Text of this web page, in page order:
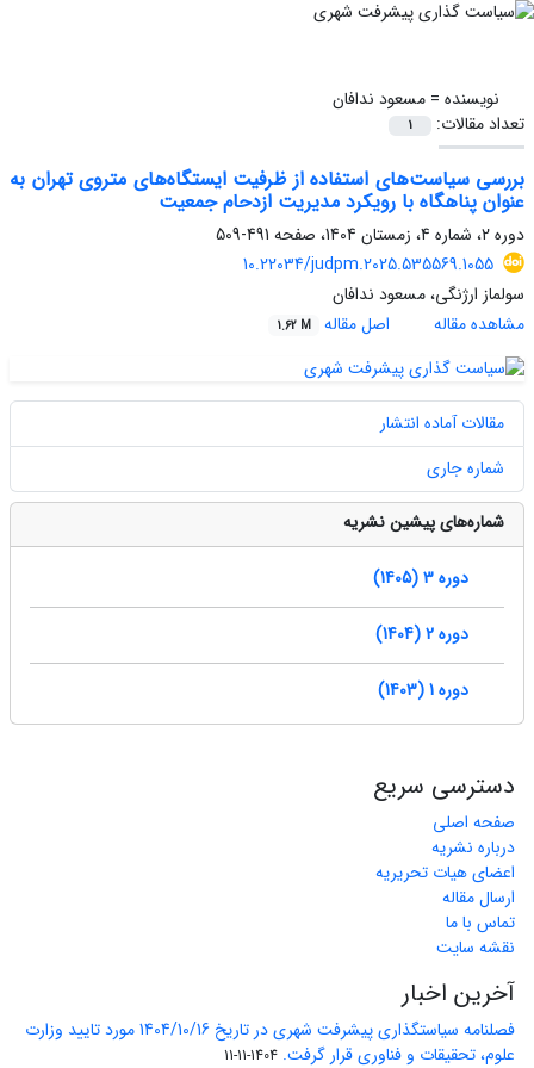
نویسنده =مسعود ندافان
تعداد مقالات:
1
بررسی سیاست‌های استفاده از ظرفیت ایستگاه‌های متروی تهران به
عنوان پناهگاه با رویکرد مدیریت ازدحام جمعیت
دوره 2، شماره 4، زمستان 1404، صفحه
491-509
10.22034/judpm.2025.535569.1055
سولماز ارژنگی، مسعود ندافان
مشاهده مقاله
اصل مقاله 1.62 M
مقالات آماده انتشار
شماره جاری
شماره‌های پیشین نشریه
دوره 3 (1405)
دوره 2 (1404)
دوره 1 (1403)
دسترسی سریع
صفحه اصلی
درباره نشریه
اعضای هیات تحریریه
ارسال مقاله
تماس با ما
نقشه سایت
آخرین اخبار
فصلنامه سیاستگذاری پیشرفت شهری در تاریخ 1404/10/16 مورد تایید وزارت
علوم، تحقیقات و فناوری قرار گرفت. 1404-11-11